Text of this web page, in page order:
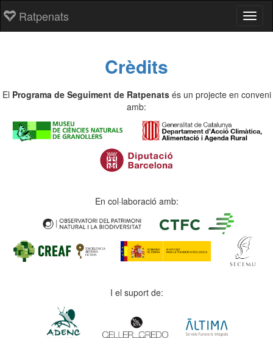
Ratpenats
Crèdits
El Programa de Seguiment de Ratpenatsés un projecte en conveni
amb:
En col·laboració amb:
I el suport de: